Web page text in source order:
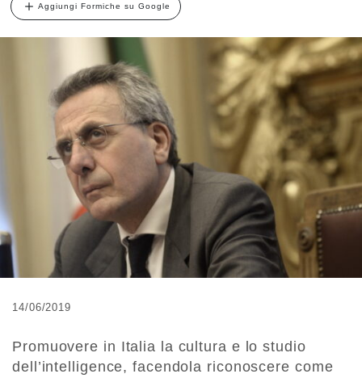
Aggiungi Formiche su Google
14/06/2019
Promuovere in Italia la cultura e lo studio
dell’intelligence, facendola riconoscere come